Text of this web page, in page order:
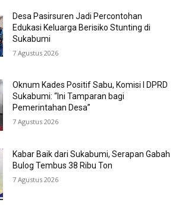
Desa Pasirsuren Jadi Percontohan
Edukasi Keluarga Berisiko Stunting di
Sukabumi
7 Agustus 2026
Oknum Kades Positif Sabu, Komisi I DPRD
Sukabumi: “Ini Tamparan bagi
Pemerintahan Desa”
7 Agustus 2026
Kabar Baik dari Sukabumi, Serapan Gabah
Bulog Tembus 38 Ribu Ton
7 Agustus 2026